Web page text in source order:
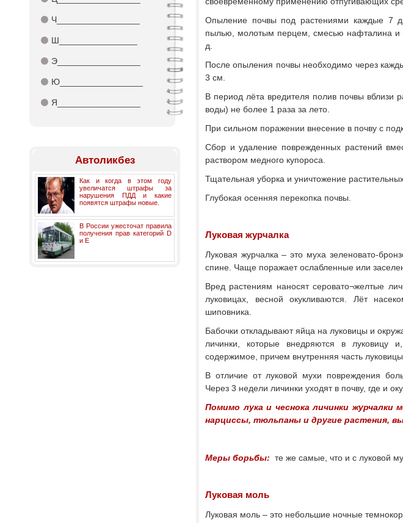
⚫ Ч_________________
⚫ Ш________________
⚫ Э_________________
⚫ Ю_________________
⚫ Я_________________
Автоликбез
Как и когда в этом году
увеличатся штрафы за
нарушения ПДД и какие
появятся штрафы новые.
В России ужесточат правила
получения прав категорий D
и E
Опыление почвы под растениями каждые 7
пылью, молотым перцем, смесью нафталина и
д.
После опыления почвы необходимо через
3 см.
В период лёта вредителя полив почвы вблизи
воды) не более 1 раза за лето.
При сильном поражении внесение в почву с
Сбор и удаление поврежденных растений
раствором медного купороса.
Тщательная уборка и уничтожение растительных
Глубокая осенняя перекопка почвы.
Луковая журчалка
Луковая журчалка – это муха зеленовато-
спине. Чаще поражает ослабленные или
Вред растениям наносят серовато¬желтые
луковицах, весной окукливаются. Лёт
шиповника.
Бабочки откладывают яйца на луковицы и
личинки, которые внедряются в луковицу
содержимое, причем внутренняя часть
В отличие от луковой мухи повреждения
Через 3 недели личинки уходят в почву, где и
Помимо лука и чеснока личинки журчалки
нарциссы, тюльпаны и другие растения,
Меры борьбы: те же самые, что и с луковой
Луковая моль
Луковая моль – это небольшие ночные